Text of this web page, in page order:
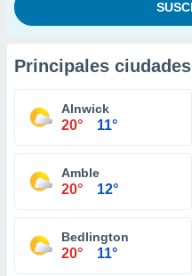
Principales ciudades
Alnwick
20° 11°
Amble
20° 12°
Bedlington
20° 11°